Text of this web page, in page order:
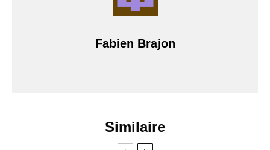
Fabien Brajon
Similaire